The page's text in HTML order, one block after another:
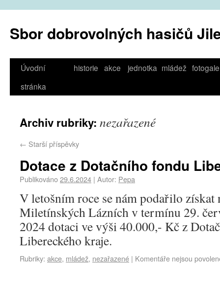
Sbor dobrovolných hasičů
Úvodní
stránka
historie akce jednotka mládež
Archiv rubriky: nezařazené
← Starší příspěvky
Dotace z Dotačního fondu
Publikováno29.6.2024 | Autor: Pepa
V letošním roce se nám podařilo získat
Miletínských Lázních v termínu 29.
2024 dotaci ve výši 40.000,- Kč z
Libereckého kraje.
Rubriky: akce, mládež, nezařazené | Komentáře nejsou